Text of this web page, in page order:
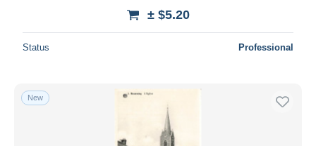
± $5.20
Status Professional
New